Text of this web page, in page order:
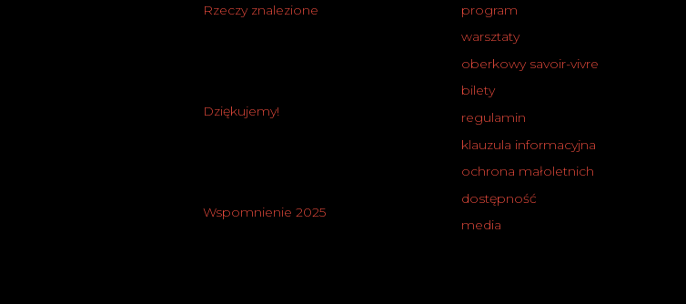
Rzeczy znalezione
Dziękujemy!
Wspomnienie 2025
program
warsztaty
oberkowy savoir-vivre
bilety
regulamin
klauzula informacyjna
ochrona małoletnich
dostępność
media